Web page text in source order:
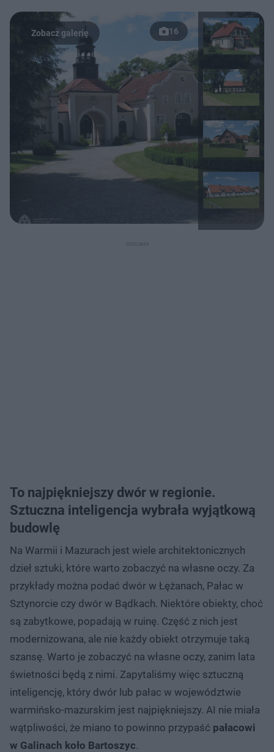
16
To najpiękniejszy dwór w regionie.
Sztuczna inteligencja wybrała wyjątkową
budowlę
Na Warmii i Mazurach jest wiele architektonicznych
dzieł sztuki, które warto zobaczyć na własne oczy. Za
przykłady można podać dwór w Łężanach, Pałac w
Sztynorcie czy dwór w Bądkach. Niektóre obiekty, choć
są zabytkowe, popadają w ruinę. Część z nich jest
modernizowana, ale nie każdy obiekt otrzymuje taką
szansę. Warto je zobaczyć na własne oczy, zanim lata
świetności będą z nimi. Zapytaliśmy więc sztuczną
inteligencję, który dwór lub pałac w województwie
warmińsko-mazurskim jest najpiękniejszy. AI nie miała
wątpliwości, że miano to powinno przypaść pałacowi
w Galinach koło Bartoszyc.